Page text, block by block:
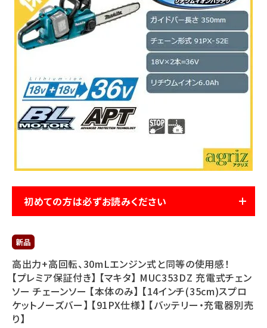
農業資材
作業用品
補修部品
レンタル
利用ガイド FAQ
メールでのお問い合わせ
info@agriz.net
初めての方は必ずお読みください
高出力+高回転、30mLエンジン式と同等の使用感！
【プレミア保証付き】 【マキタ】 MUC353DZ 充電式チェン
ソー チェーンソー 【本体のみ】 【14インチ(35cm)スプロ
ケットノーズバー】 【91PX仕様】 【バッテリー・充電器別売
り】